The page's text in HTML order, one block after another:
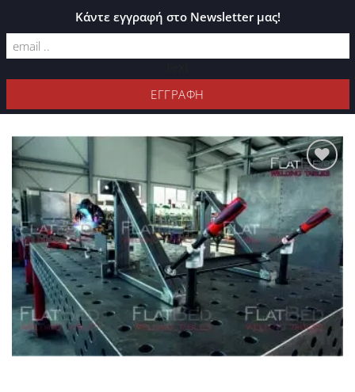
ΚΑΤΆΛΟΓΟΣ PLEXIGLASS
ΦΊΛΤΡΑ
Προσθήκη
στη Λίστα
Επιθυμιών
Κάντε εγγραφή στο Newsletter μας!